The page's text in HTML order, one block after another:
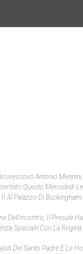
Antonio Mennini,
Questo Mercoledì Le
Al Palazzo Di Buckingham.
Dell'incontro, Il Presule Ha
Speciale Con La Regina.
Del Santo Padre E Le Ho